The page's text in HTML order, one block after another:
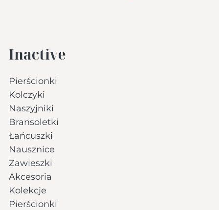
Inactive
Pierścionki
Kolczyki
Naszyjniki
Bransoletki
Łańcuszki
Nausznice
Zawieszki
Akcesoria
Kolekcje
Pierścionki